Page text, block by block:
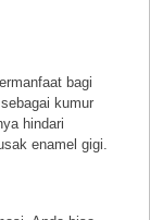
bagi
kumur
hindari
enamel gigi.